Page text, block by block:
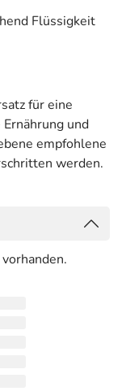
Flüssigkeit
für eine
und
empfohlene
werden.